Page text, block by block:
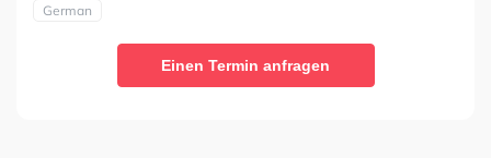
German
Einen Termin anfragen